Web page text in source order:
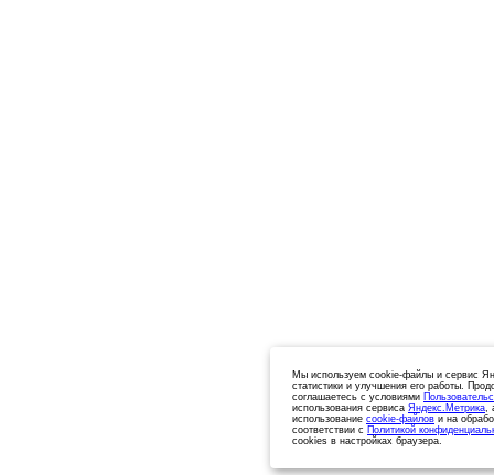
Мы используем cookie-файлы и сервис
статистики и улучшения его работы.
соглашаетесь с условиями
использования сервиса Яндекс.Метрика,
использование cookie-файлов и на
соответствии с Политикой
cookies в настройках браузера.